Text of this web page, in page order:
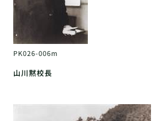
PK026-006m
山川黙校長